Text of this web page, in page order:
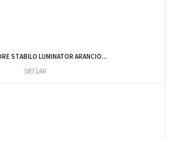
STABILO LUMINATOR ARANCIO...
SB71AR